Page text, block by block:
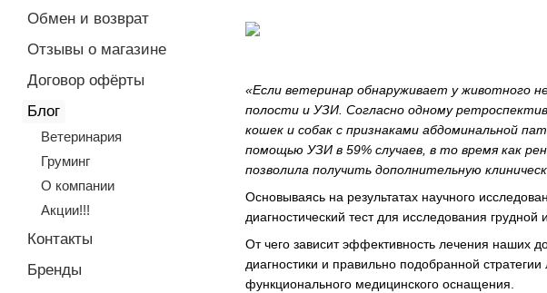
«Если ветеринар обнаруживает у животного
полости и УЗИ. Согласно одному
кошек и собак с признаками абдоминальной
помощью УЗИ в 59% случаев, в то время как
позволила получить дополнительную
Основываясь на результатах научного
диагностический тест для исследования
От чего зависит эффективность лечения наших
диагностики и правильно подобранной
функционального медицинского оснащения.
Обмен и возврат
Отзывы о магазине
Договор офёрты
Блог
Ветеринария
Груминг
О компании
Акции!!!
Контакты
Бренды